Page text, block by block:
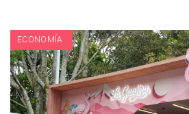
ECONOMÍA